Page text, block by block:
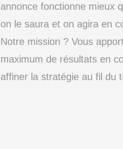
annonce fonctionne mieux
on le saura et on agira en
Notre mission ? Vous
maximum de résultats en
affiner la stratégie au fil du